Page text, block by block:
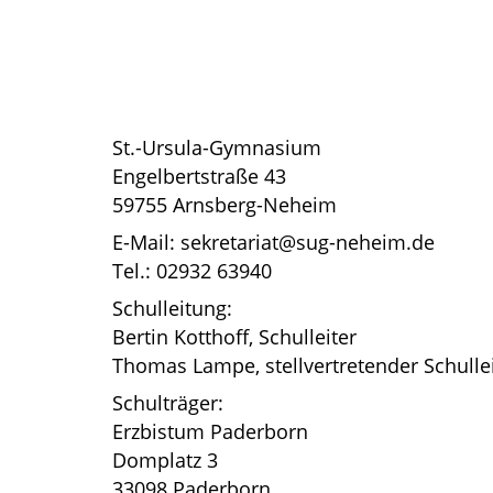
St.-Ursula-Gymnasium
Engelbertstraße 43
59755 Arnsberg-Neheim
E-Mail: sekretariat@sug-neheim.de
Tel.: 02932 63940
Schulleitung:
Bertin Kotthoff, Schulleiter
Thomas Lampe, stellvertretender
Schulträger:
Erzbistum Paderborn
Domplatz 3